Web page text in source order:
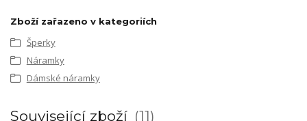
Zboží zařazeno v kategoriích
Šperky
Náramky
Dámské náramky
Související zboží 11